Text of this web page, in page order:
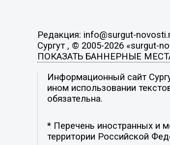
Редакция: info@surgut-
Сургут , © 2005-2026 «surgut-
ПОКАЗАТЬ БАННЕРНЫЕ
Информационный сайт
ином использовании
обязательна.
* Перечень иностранных и
территории Российской